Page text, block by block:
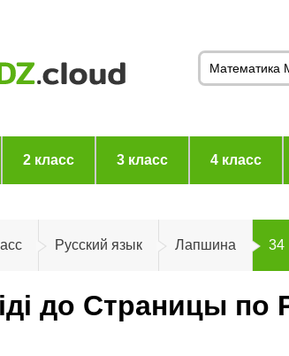
2 класс 3 класс 4 класс
Русский язык Лапшина 34
до Страницы